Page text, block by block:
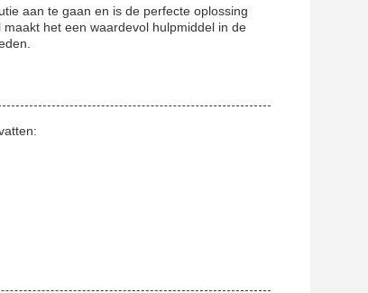
aan te gaan en is de perfecte oplossing
het een waardevol hulpmiddel in de